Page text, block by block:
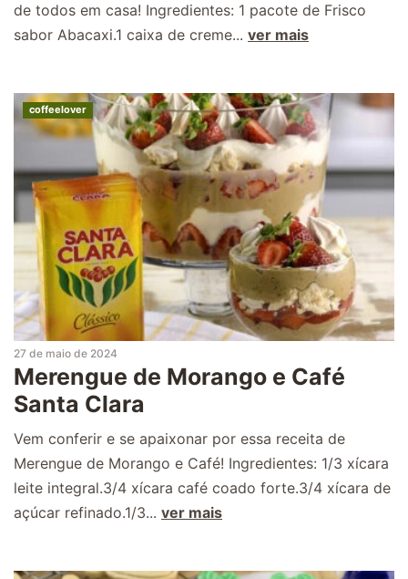
de todos em casa! Ingredientes: 1 pacote de Frisco
sabor Abacaxi.1 caixa de creme... ver mais
coffeelover
27 de maio de 2024
Merengue de Morango e Café
Santa Clara
Vem conferir e se apaixonar por essa receita de
Merengue de Morango e Café! Ingredientes: 1/3 xícara
leite integral.3/4 xícara café coado forte.3/4 xícara de
açúcar refinado.1/3... ver mais